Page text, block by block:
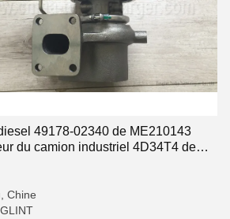
49178-02340 de ME210143
du camion industriel 4D34T4 de
Chine